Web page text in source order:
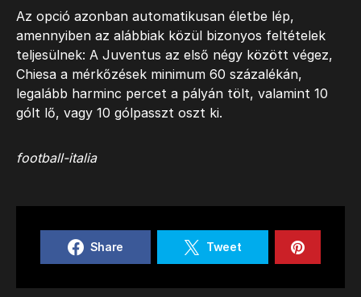
Az opció azonban automatikusan életbe lép,
amennyiben az alábbiak közül bizonyos feltételek
teljesülnek: A Juventus az első négy között végez,
Chiesa a mérkőzések minimum 60 százalékán,
legalább harminc percet a pályán tölt, valamint 10
gólt lő, vagy 10 gólpasszt oszt ki.
football-italia
Share Tweet